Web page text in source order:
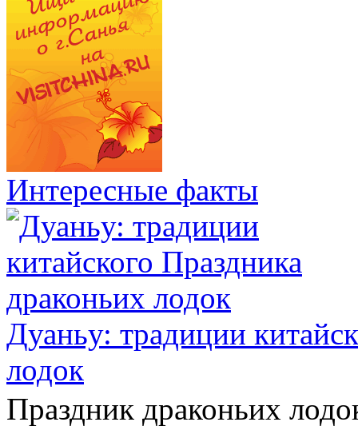
Интересные факты
Дуаньу: традиции
лодок
Праздник драконьих